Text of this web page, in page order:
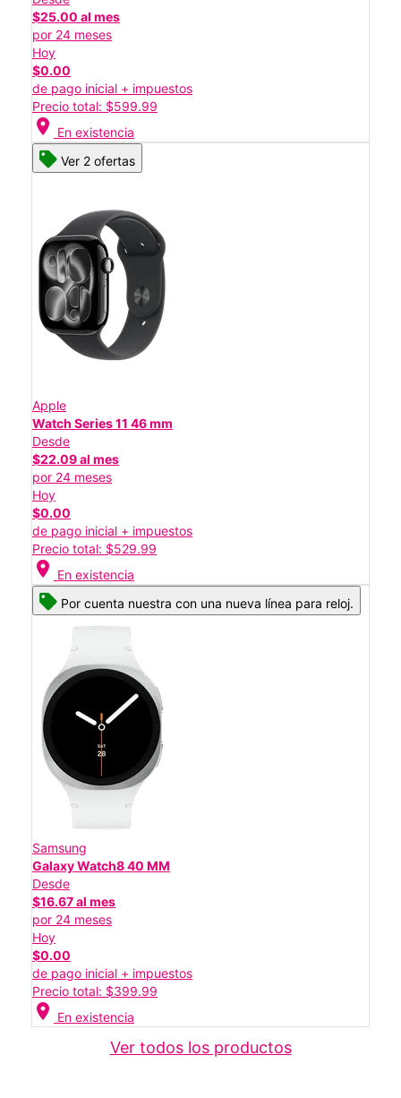
$25.00 al mes
por 24 meses
Hoy
$0.00
de pago inicial + impuestos
Precio total: $599.99
location_on En existencia
Ver 2 ofertas
Apple
Watch Series 11 46 mm
Desde
$22.09 al mes
por 24 meses
Hoy
$0.00
de pago inicial + impuestos
Precio total: $529.99
location_on En existencia
Por cuenta nuestra con una nueva línea para reloj.
Samsung
Galaxy Watch8 40 MM
Desde
$16.67 al mes
por 24 meses
Hoy
$0.00
de pago inicial + impuestos
Precio total: $399.99
location_on En existencia
Ver todos los productos